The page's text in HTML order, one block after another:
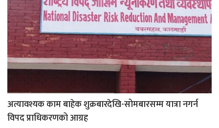
अत्यावश्यक काम बाहेक शुक्रबारदेखि-सोमबारसम्म यात्रा नगर्न
विपद प्राधिकरणको आग्रह